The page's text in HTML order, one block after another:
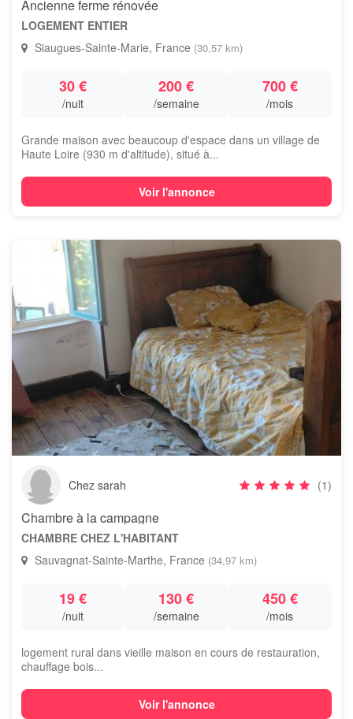
Ancienne ferme rénovée
LOGEMENT ENTIER
Siaugues-Sainte-Marie, France (30,57 km)
30 €
/nuit
200 €
/semaine
700 €
/mois
Grande maison avec beaucoup d'espace dans un village de
Haute Loire (930 m d'altitude), situé à...
Voir l'annonce
Chez sarah (1)
Chambre à la campagne
CHAMBRE CHEZ L'HABITANT
Sauvagnat-Sainte-Marthe, France (34,97 km)
19 €
/nuit
130 €
/semaine
450 €
/mois
logement rural dans vieille maison en cours de restauration,
chauffage bois...
Voir l'annonce